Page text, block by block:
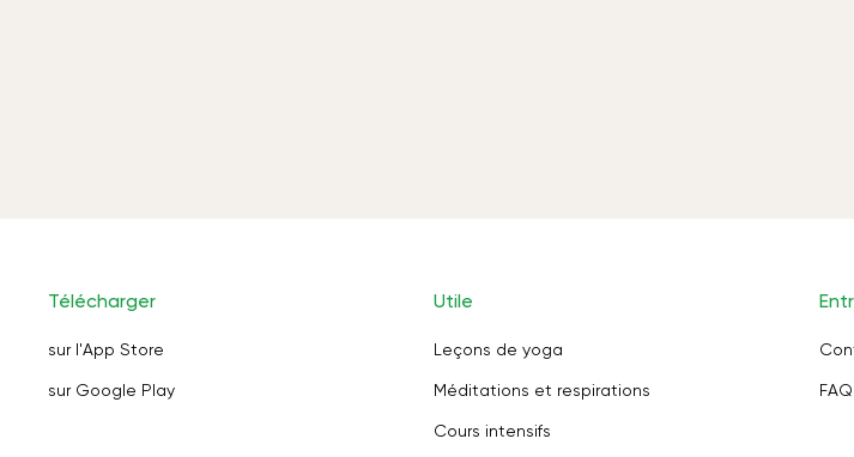
Télécharger
sur l'App Store
sur Google Play
Utile
Leçons de yoga
Méditations et respirations
Cours intensifs
FAQ